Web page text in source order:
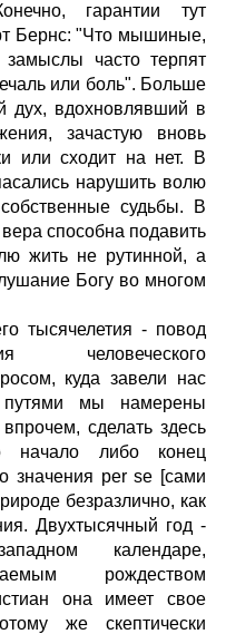
гарантии тут
Бернс: "Что мышиные,
замыслы часто терпят
или боль". Больше
дух, вдохновлявший в
зачастую вновь
или сходит на нет. В
нарушить волю
судьбы. В
способна подавить
жить не рутинной, а
Богу во многом
тысячелетия - повод
человеческого
куда завели нас
мы намерены
сделать здесь
начало либо конец
значения per se [сами
безразлично, как
Двухтысячный год -
календаре,
рождеством
она имеет свое
же скептически